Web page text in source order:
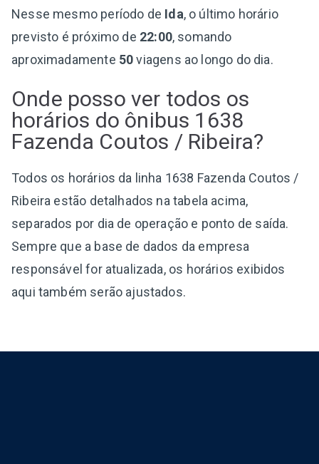
Nesse mesmo período de Ida, o último horário
previsto é próximo de 22:00, somando
aproximadamente 50viagens ao longo do dia.
Onde posso ver todos os
horários do ônibus 1638
Fazenda Coutos / Ribeira?
Todos os horários da linha 1638 Fazenda Coutos /
Ribeira estão detalhados na tabela acima,
separados por dia de operação e ponto de saída.
Sempre que a base de dados da empresa
responsável for atualizada, os horários exibidos
aqui também serão ajustados.